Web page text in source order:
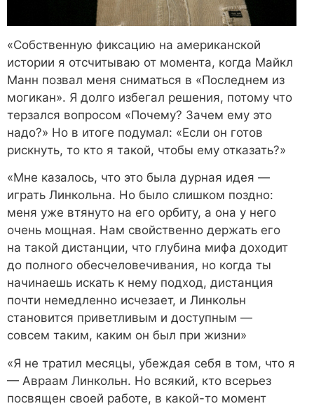
«Собственную фиксацию на американской
истории я отсчитываю от момента, когда Майкл
Манн позвал меня сниматься в «Последнем из
могикан». Я долго избегал решения, потому что
терзался вопросом «Почему? Зачем ему это
надо?» Но в итоге подумал: «Если он готов
рискнуть, то кто я такой, чтобы ему отказать?»
«Мне казалось, что это была дурная идея —
играть Линкольна. Но было слишком поздно:
меня уже втянуто на его орбиту, а она у него
очень мощная. Нам свойственно держать его
на такой дистанции, что глубина мифа доходит
до полного обесчеловечивания, но когда ты
начинаешь искать к нему подход, дистанция
почти немедленно исчезает, и Линкольн
становится приветливым и доступным —
совсем таким, каким он был при жизни»
«Я не тратил месяцы, убеждая себя в том, что я
— Авраам Линкольн. Но всякий, кто всерьез
посвящен своей работе, в какой-то момент